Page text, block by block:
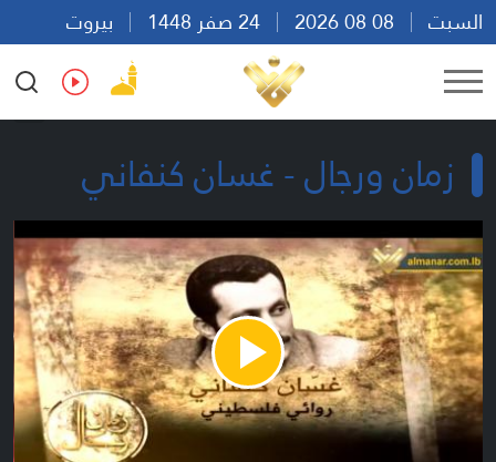
السبت
بيروت
08:26
Ar En Fr Es
زمان ورجال - غسان كنفاني
Play
Video